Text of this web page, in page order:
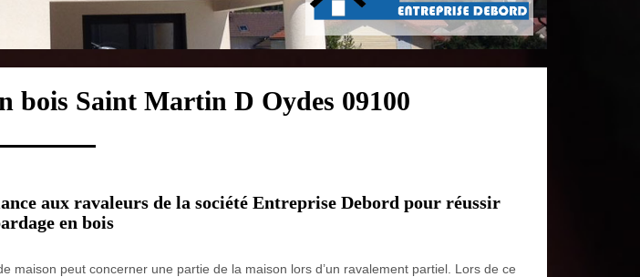
bois Saint Martin D Oydes 09100
aux ravaleurs de la société Entreprise Debord pour réussir
en bois
maison peut concerner une partie de la maison lors d’un ravalement partiel. Lors de ce